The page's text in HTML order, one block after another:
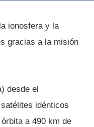
ionosfera y la
gracias a la misión
desde el
idénticos
a 490 km de